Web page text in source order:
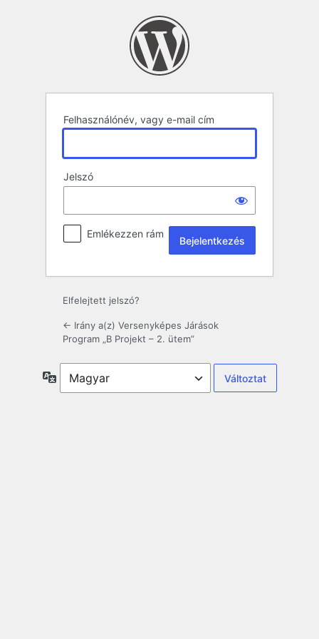
Felhasználónév, vagy e-mail cím
Jelszó
Emlékezzen rám
Elfelejtett jelszó?
← Irány a(z) Versenyképes Járások
Program „B Projekt – 2. ütem”
Nyelv